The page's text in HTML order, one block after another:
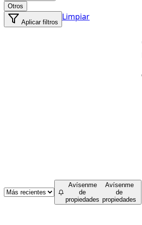
Otros
Aplicar filtros
Limpiar
Avísenme
de
propiedades
Avísenme
de
propiedades